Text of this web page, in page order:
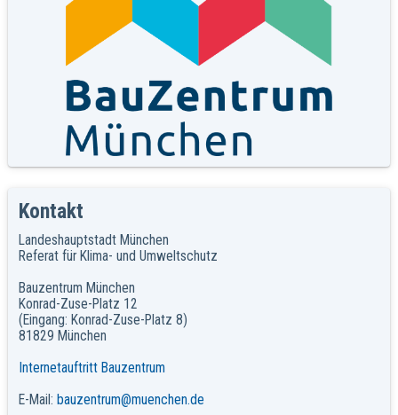
Kontakt
Landeshauptstadt München
Referat für Klima- und Umweltschutz
Bauzentrum München
Konrad-Zuse-Platz 12
(Eingang: Konrad-Zuse-Platz 8)
81829 München
Internetauftritt Bauzentrum
E-Mail: bauzentrum@muenchen.de